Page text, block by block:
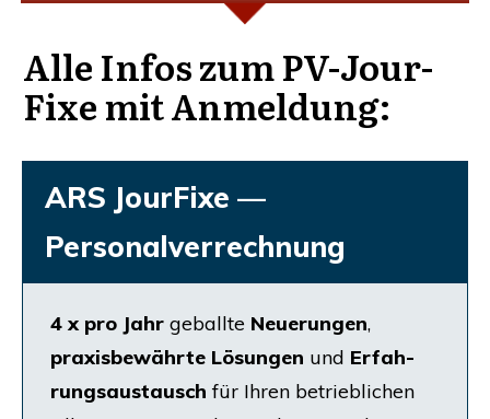
Alle Infos zum PV-Jour-
Fixe mit Anmeldung:
ARS Jour­Fi­xe —
Personalverrechnung
4 x pro Jahr geball­te Neue­run­gen,
praxis­be­währ­te Lösun­gen und Erfah­
rungs­aus­tausch für Ihren betrieb­li­chen